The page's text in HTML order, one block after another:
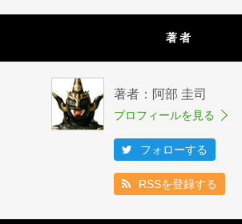
著者
著者：阿部 圭司
プロフィールを見る
フォローする
RSSを登録する